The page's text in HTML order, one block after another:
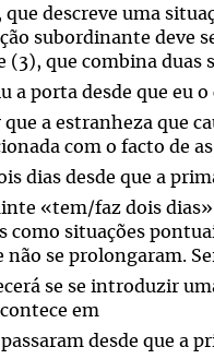
descreve uma
subordinante deve
(3), que combina duas
a porta desde que eu
que a estranheza que
com o facto de
dias desde que a
«tem/faz dois
como situações
se prolongaram.
se se introduzir
em
desde que a